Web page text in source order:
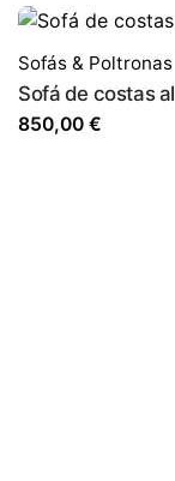
Sofás & Poltronas
Sofá de costas
850,00 €